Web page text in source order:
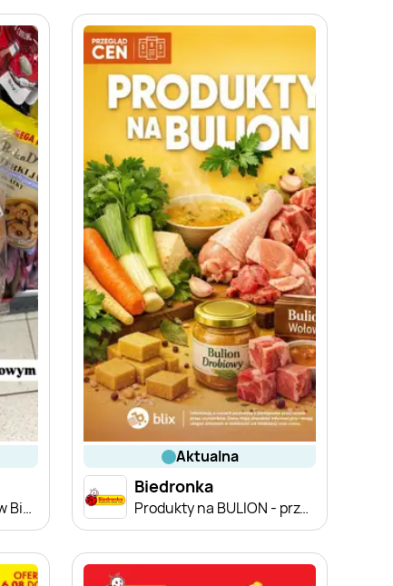
Zakupowe Inspiracje w Biedronce
aktualna
Biedronka
Produkty na BULION - przegląd cen